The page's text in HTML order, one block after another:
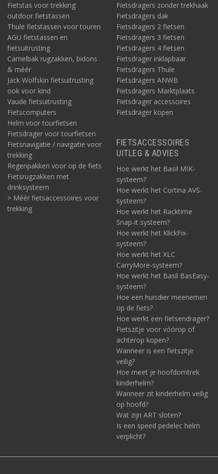
Fietstas voor trekking:
outdoor fietstassen
Thule fietstassen voor touren
AGU fietstassen en
fietsuitrusting
Camelbak rugzakken, bidons
& méér
Jack Wolfskin fietsuitrusting
ook voor kind
Vaude fietsuitrusting
Fietscomputers
Helm voor tourfietsen
Fietsdrager voor tourfietsen
Fietsnavigatie / navigatie voor
trekking
Regenpakken voor op de fiets
Fietsrugzakken met
drinksysteem
> Méér fietsaccessoires voor
trekking
Fietsdragers zonder trekhaak
Fietsdragers dak
Fietsdragers 2 fietsen
Fietsdragers 3 fietsen
Fietsdragers 4 fietsen
Fietsdrager inklapbaar
Fietsdragers Thule
Fietsdragers ANWB
Fietsdragers Marktplaats
Fietsdrager accessoires
Fietsdrager kopen
FIETSACCESSOIRES
UITLEG & ADVIES
Hoe werkt het Basil MIK-
systeem?
Hoe werkt het Cortina AVS-
systeem?
Hoe werkt het Racktime
Snap-it systeem?
Hoe werkt het KlickFix-
systeem?
Hoe werkt het XLC
CarryMore-systeem?
Hoe werkt het Basil BasEasy-
systeem?
Hoe een huisdier meenemen
op de fiets?
Hoe werkt een fietsendrager?
Fietszitje voor vóórop of
achterop kopen?
Wanneer is een fietszitje
veilig?
Hoe meet je hoofdomtrek
kinderhelm?
Wanneer zit kinderhelm veilig
op hoofd?
Wat zijn ART sloten?
Is een speed pedelec helm
verplicht?